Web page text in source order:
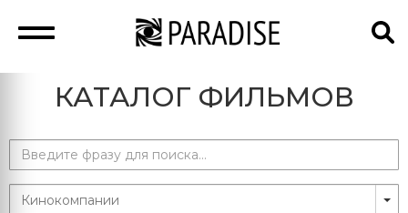
КАТАЛОГ ФИЛЬМОВ